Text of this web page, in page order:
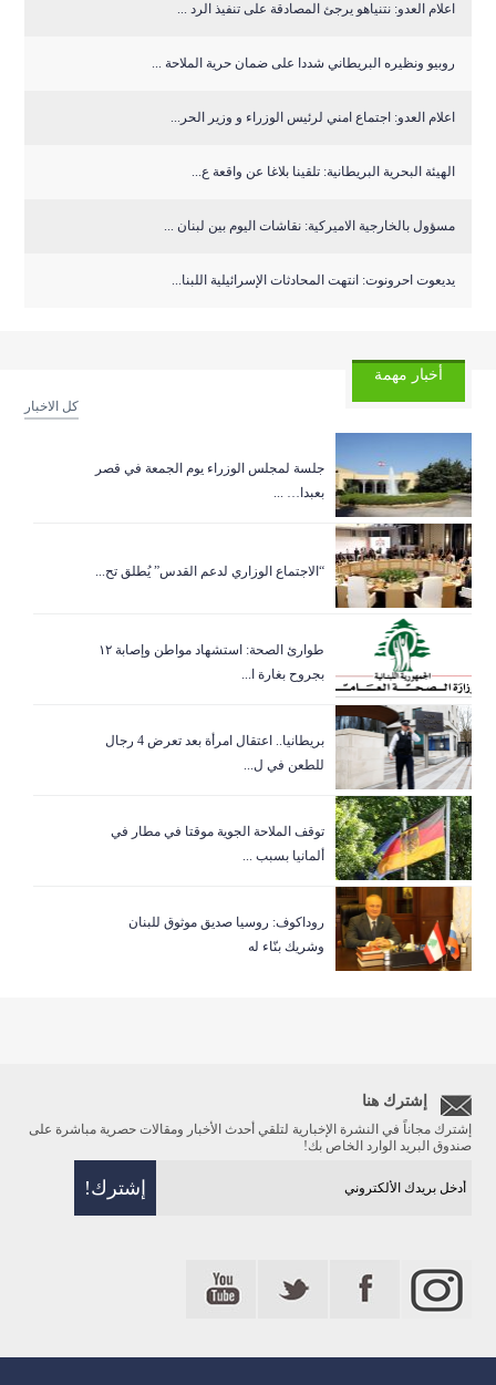
اعلام العدو: نتنياهو يرجئ المصادقة على تنفيذ الرد ...
روبيو ونظيره البريطاني شددا على ضمان حرية الملاحة ...
اعلام العدو: اجتماع امني لرئيس الوزراء و وزير الحر...
الهيئة البحرية البريطانية: تلقينا بلاغا عن واقعة ع...
مسؤول بالخارجية الاميركية: نقاشات اليوم بين لبنان ...
يديعوت احرونوت: انتهت المحادثات الإسرائيلية اللبنا...
أخبار مهمة
كل الاخبار
جلسة لمجلس الوزراء يوم الجمعة في قصر
بعبدا… ...
“الاجتماع الوزاري لدعم القدس” يُطلق تح...
طوارئ الصحة: استشهاد مواطن وإصابة ١٢
بجروح بغارة ا...
بريطانيا.. اعتقال امرأة بعد تعرض 4 رجال
للطعن في ل...
توقف الملاحة الجوية موقتا في مطار في
ألمانيا بسبب ...
روداكوف: روسيا صديق موثوق للبنان
وشريك بنّاء له
إشترك هنا
إشترك مجاناً في النشرة الإخبارية لتلقي أحدث الأخبار ومقالات حصرية مباشرة على
صندوق البريد الوارد الخاص بك!